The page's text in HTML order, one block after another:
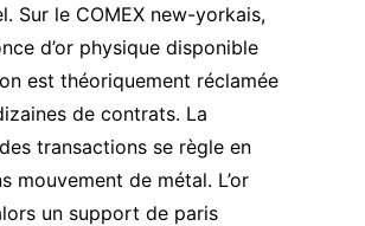
Sur le COMEX new-yorkais,
d’or physique disponible
est théoriquement réclamée
de contrats. La
transactions se règle en
mouvement de métal. L’or
un support de paris